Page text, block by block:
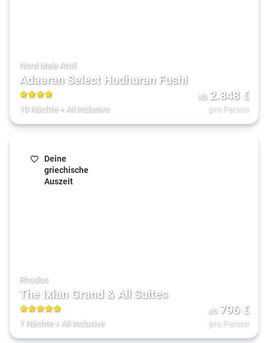
Nord Male Atoll
Adaaran Select Hudhuran Fushi
4
10 Nächte+ All Inclusive
ab 2.848€
pro Person
Deine
griechische
Auszeit
Rhodos
The Ixian Grand & All Suites
5
7 Nächte+ All Inclusive
ab 796€
pro Person